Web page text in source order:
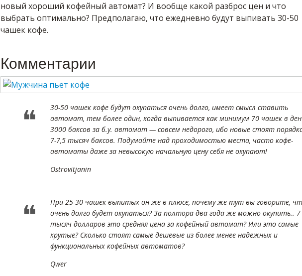
новый хороший кофейный автомат? И вообще какой разброс цен и что
выбрать оптимально? Предполагаю, что ежедневно будут выпивать 30-50
чашек кофе.
Комментарии
30-50 чашек кофе будут окупаться очень долго, имеет смысл ставить
автомат, тем более один, когда выпивается как минимум 70 чашек в
3000 баксов за б.у. автомат — совсем недорого, ибо новые стоят
7-7,5 тысяч баксов. Подумайте над проходимостью места, часто кофе-
автоматы даже за невысокую начальную цену себя не окупают!
Ostrovitjanin
При 25-30 чашек выпитых он же в плюсе, почему же тут вы говорите,
очень долго будет окупаться? За полтора-два года же можно окупить.. 7
тысяч долларов это средняя цена за кофейный автомат? Или это самые
крутые? Сколько стоят самые дешевые из более менее надежных и
функциональных кофейных автоматов?
Qwer